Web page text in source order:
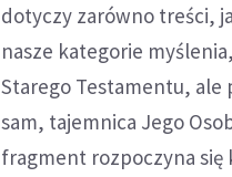
dotyczy zarówno treści,
nasze kategorie
Starego Testamentu,
sam, tajemnica Jego
fragment rozpoczyna